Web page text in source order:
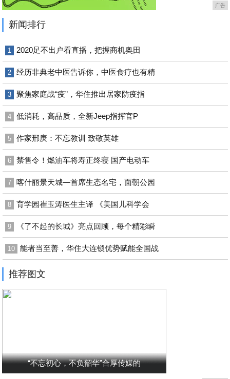
广告
新闻排行
1 2020足不出户看直播，把握商机奥田
2 经历非典老中医告诉你，中医食疗也有精
3 聚焦家庭战“疫”，华住推出居家防疫指
4 低消耗，高品质，全新Jeep指挥官P
5 作家邢庚：不忘教训 致敬英雄
6 禁售令！燃油车将寿正终寝 国产电动车
7 喀什丽景天城—首席生态名宅，面朝公园
8 育学园崔玉涛医生主译 《美国儿科学会
9 《了不起的长城》亮点回顾，每个精彩瞬
10 能者当至善，华住大连锁优势赋能全国战
推荐图文
“不忘初心，不负韶华”合厚传媒的